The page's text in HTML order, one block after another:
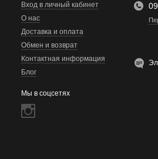
Вход в личный кабинет
О нас
Доставка и оплата
Обмен и возврат
Контактная информация
Блог
Мы в соцсетях